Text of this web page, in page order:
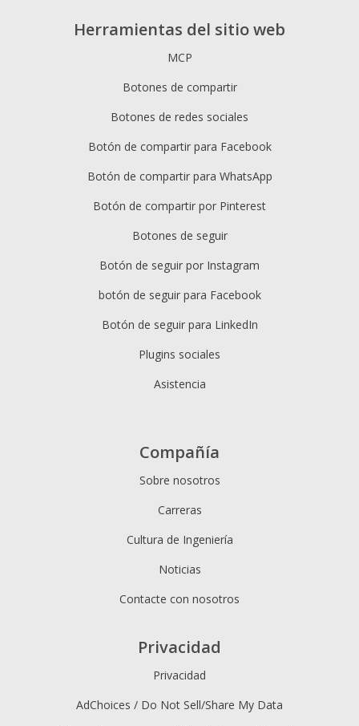
Herramientas del sitio web
MCP
Botones de compartir
Botones de redes sociales
Botón de compartir para Facebook
Botón de compartir para WhatsApp
Botón de compartir por Pinterest
Botones de seguir
Botón de seguir por Instagram
botón de seguir para Facebook
Botón de seguir para LinkedIn
Plugins sociales
Asistencia
Compañía
Sobre nosotros
Carreras
Cultura de Ingeniería
Noticias
Contacte con nosotros
Privacidad
Privacidad
AdChoices / Do Not Sell/Share My Data